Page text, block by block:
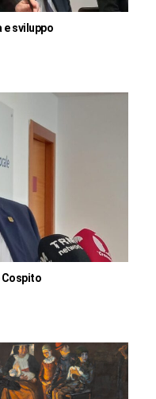
e sviluppo
Cospito